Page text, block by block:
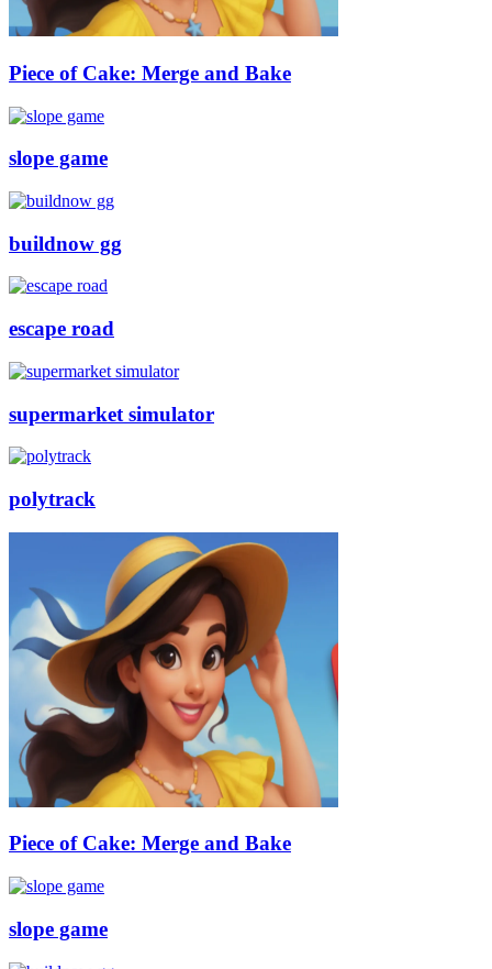
Piece of Cake: Merge and Bake
slope game
buildnow gg
escape road
supermarket simulator
polytrack
Piece of Cake: Merge and Bake
slope game